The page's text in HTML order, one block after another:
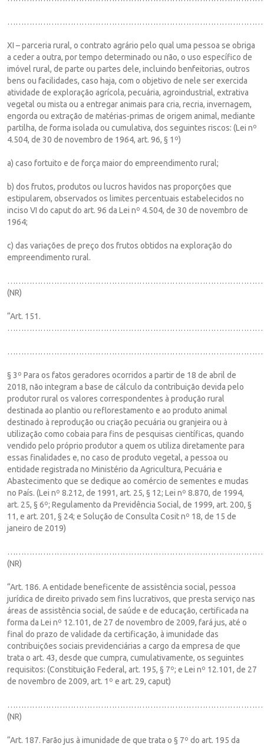
XI – parceria rural, o contrato agrário pelo qual uma pessoa se obriga
a ceder a outra, por tempo determinado ou não, o uso específico de
imóvel rural, de parte ou partes dele, incluindo benfeitorias, outros
bens ou facilidades, caso haja, com o objetivo de nele ser exercida
atividade de exploração agrícola, pecuária, agroindustrial, extrativa
vegetal ou mista ou a entregar animais para cria, recria, invernagem,
engorda ou extração de matérias-primas de origem animal, mediante
partilha, de forma isolada ou cumulativa, dos seguintes riscos: (Lei nº
4.504, de 30 de novembro de 1964, art. 96, § 1º)
a) caso fortuito e de força maior do empreendimento rural;
b) dos frutos, produtos ou lucros havidos nas proporções que
estipularem, observados os limites percentuais estabelecidos no
inciso VI do caput do art. 96 da Lei nº 4.504, de 30 de novembro de
1964;
c) das variações de preço dos frutos obtidos na exploração do
empreendimento rural.
(NR)
“Art. 151.
§ 3º Para os fatos geradores ocorridos a partir de 18 de abril de
2018, não integram a base de cálculo da contribuição devida pelo
produtor rural os valores correspondentes à produção rural
destinada ao plantio ou reflorestamento e ao produto animal
destinado à reprodução ou criação pecuária ou granjeira ou à
utilização como cobaia para fins de pesquisas científicas, quando
vendido pelo próprio produtor a quem os utiliza diretamente para
essas finalidades e, no caso de produto vegetal, a pessoa ou
entidade registrada no Ministério da Agricultura, Pecuária e
Abastecimento que se dedique ao comércio de sementes e mudas
no País. (Lei nº 8.212, de 1991, art. 25, § 12; Lei nº 8.870, de 1994,
art. 25, § 6º; Regulamento da Previdência Social, de 1999, art. 200, §
11, e art. 201, § 24; e Solução de Consulta Cosit nº 18, de 15 de
janeiro de 2019)
(NR)
“Art. 186. A entidade beneficente de assistência social, pessoa
jurídica de direito privado sem fins lucrativos, que presta serviço nas
áreas de assistência social, de saúde e de educação, certificada na
forma da Lei nº 12.101, de 27 de novembro de 2009, fará jus, até o
final do prazo de validade da certificação, à imunidade das
contribuições sociais previdenciárias a cargo da empresa de que
trata o art. 43, desde que cumpra, cumulativamente, os seguintes
requisitos: (Constituição Federal, art. 195, § 7º; e Lei nº 12.101, de 27
de novembro de 2009, art. 1º e art. 29, caput)
(NR)
“Art. 187. Farão jus à imunidade de que trata o § 7º do art. 195 da